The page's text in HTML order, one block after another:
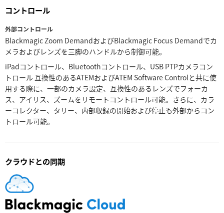
コントロール
外部コントロール
Blackmagic Zoom DemandおよびBlackmagic Focus Demandでカ
メラおよびレンズを三脚のハンドルから制御可能。
iPadコントロール、Bluetoothコントロール、USB PTPカメラコン
トロール 互換性のあるATEMおよびATEM Software Controlと共に使
用する際に、一部のカメラ設定、互換性のあるレンズでフォーカ
ス、アイリス、ズームをリモートコントロール可能。さらに、カラ
ーコレクター、タリー、内部収録の開始および停止も外部からコン
トロール可能。
クラウドとの同期